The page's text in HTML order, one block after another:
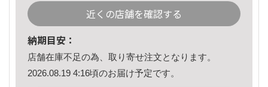
近くの店舗を確認する
納期目安：
店舗在庫不足の為、取り寄せ注文となります。
2026.08.19 4:16頃のお届け予定です。